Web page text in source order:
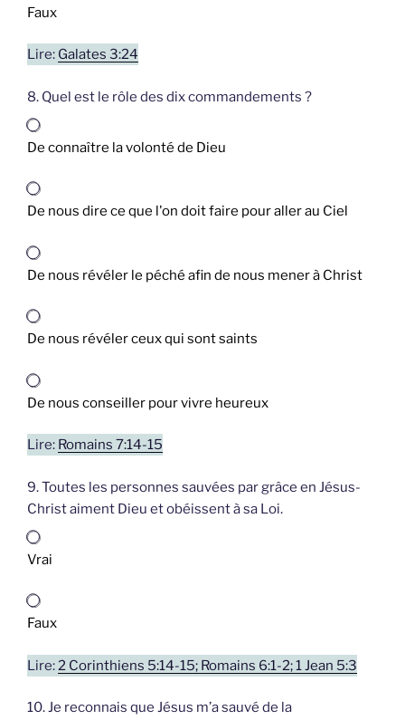
Faux
Lire: Galates 3:24
8. Quel est le rôle des dix commandements ?
De connaître la volonté de Dieu
De nous dire ce que l'on doit faire pour aller au Ciel
De nous révéler le péché afin de nous mener à Christ
De nous révéler ceux qui sont saints
De nous conseiller pour vivre heureux
Lire: Romains 7:14-15
9. Toutes les personnes sauvées par grâce en Jésus-
Christ aiment Dieu et obéissent à sa Loi.
Vrai
Faux
Lire: 2 Corinthiens 5:14-15; Romains 6:1-2; 1 Jean 5:3
10. Je reconnais que Jésus m’a sauvé de la